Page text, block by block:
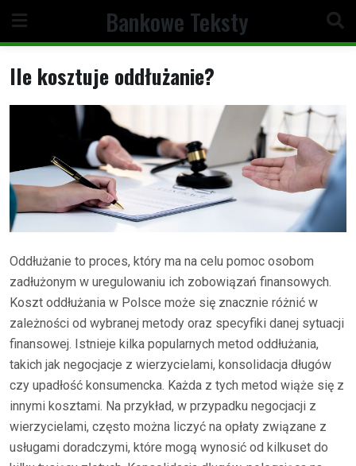
content
Bankowe Teksty
Ile kosztuje oddłużanie?
Oddłużanie to proces, który ma na celu pomoc osobom
zadłużonym w uregulowaniu ich zobowiązań finansowych.
Koszt oddłużania w Polsce może się znacznie różnić w
zależności od wybranej metody oraz specyfiki danej sytuacji
finansowej. Istnieje kilka popularnych metod oddłużania,
takich jak negocjacje z wierzycielami, konsolidacja długów
czy upadłość konsumencka. Każda z tych metod wiąże się z
innymi kosztami. Na przykład, w przypadku negocjacji z
wierzycielami, często można liczyć na opłaty związane z
usługami doradczymi, które mogą wynosić od kilkuset do